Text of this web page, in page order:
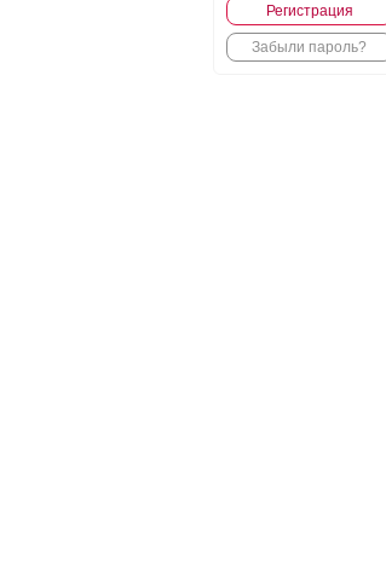
Регистрация
Забыли пароль?